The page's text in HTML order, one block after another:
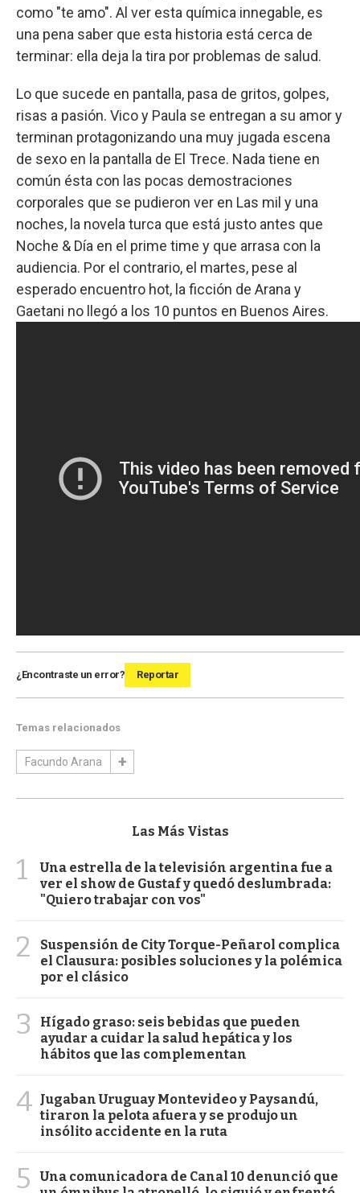
como "te amo". Al ver esta química innegable, es
una pena saber que esta historia está cerca de
terminar: ella deja la tira por problemas de salud.
Lo que sucede en pantalla, pasa de gritos, golpes,
risas a pasión. Vico y Paula se entregan a su amor y
terminan protagonizando una muy jugada escena
de sexo en la pantalla de El Trece. Nada tiene en
común ésta con las pocas demostraciones
corporales que se pudieron ver en Las mil y una
noches, la novela turca que está justo antes que
Noche & Día en el prime time y que arrasa con la
audiencia. Por el contrario, el martes, pese al
esperado encuentro hot, la ficción de Arana y
Gaetani no llegó a los 10 puntos en Buenos Aires.
¿Encontraste un error? Reportar
Temas relacionados
Facundo Arana
Las Más Vistas
1
Una estrella de la televisión argentina fue a
ver el show de Gustaf y quedó deslumbrada:
"Quiero trabajar con vos"
2
Suspensión de City Torque-Peñarol complica
el Clausura: posibles soluciones y la polémica
por el clásico
3
Hígado graso: seis bebidas que pueden
ayudar a cuidar la salud hepática y los
hábitos que las complementan
4 Jugaban Uruguay Montevideo y Paysandú,
tiraron la pelota afuera y se produjo un
insólito accidente en la ruta
5
Una comunicadora de Canal 10 denunció que